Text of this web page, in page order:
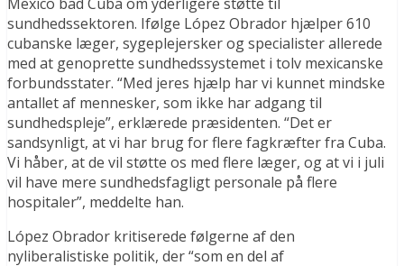
sundhedssektoren. Ifølge López Obrador hjælper 610
cubanske læger, sygeplejersker og specialister allerede
med at genoprette sundhedssystemet i tolv mexicanske
forbundsstater. “Med jeres hjælp har vi kunnet mindske
antallet af mennesker, som ikke har adgang til
sundhedspleje”, erklærede præsidenten. “Det er
sandsynligt, at vi har brug for flere fagkræfter fra Cuba.
Vi håber, at de vil støtte os med flere læger, og at vi i juli
vil have mere sundhedsfagligt personale på flere
hospitaler”, meddelte han.
López Obrador kritiserede følgerne af den
nyliberalistiske politik, der “som en del af